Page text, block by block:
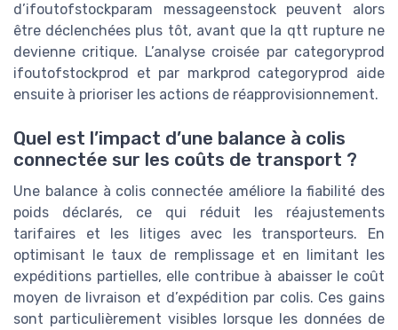
d’ifoutofstockparam messageenstock peuvent alors
être déclenchées plus tôt, avant que la qtt rupture ne
devienne critique. L’analyse croisée par categoryprod
ifoutofstockprod et par markprod categoryprod aide
ensuite à prioriser les actions de réapprovisionnement.
Quel est l’impact d’une balance à colis
connectée sur les coûts de transport ?
Une balance à colis connectée améliore la fiabilité des
poids déclarés, ce qui réduit les réajustements
tarifaires et les litiges avec les transporteurs. En
optimisant le taux de remplissage et en limitant les
expéditions partielles, elle contribue à abaisser le coût
moyen de livraison et d’expédition par colis. Ces gains
sont particulièrement visibles lorsque les données de